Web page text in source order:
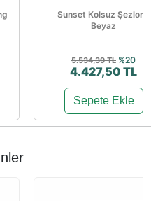
Sunset Kolsuz Şezlong
Beyaz
5.534,39 TL %20
4.427,50 TL
Sepete Ekle